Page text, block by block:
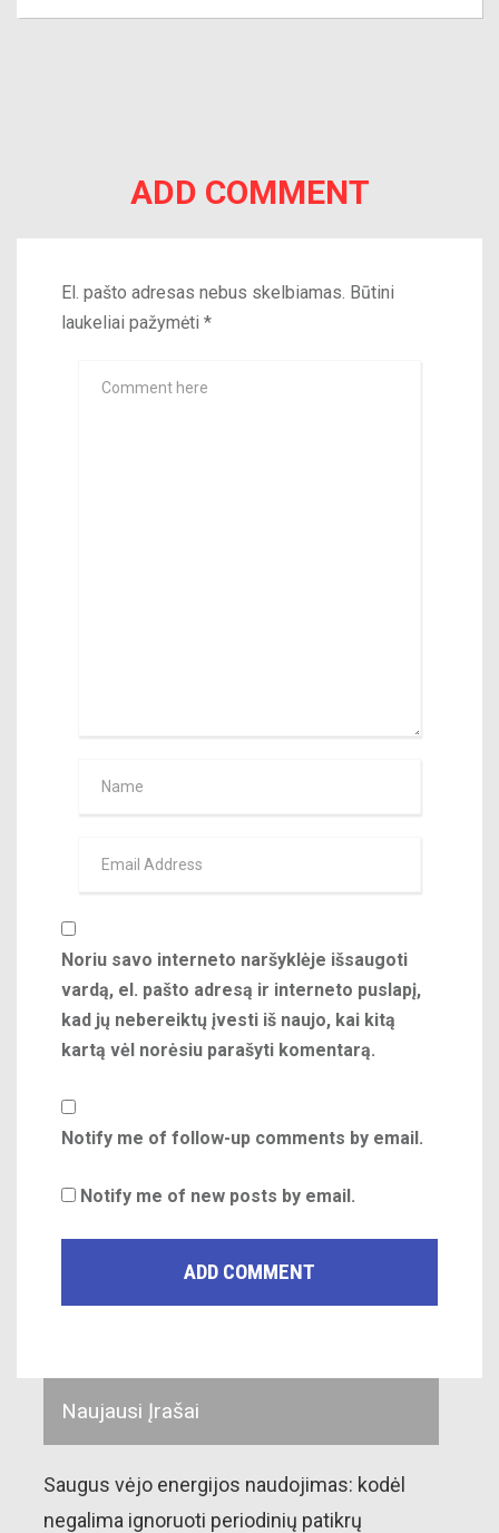
ADD COMMENT
El. pašto adresas nebus skelbiamas. Būtini
laukeliai pažymėti *
Noriu savo interneto naršyklėje išsaugoti
vardą, el. pašto adresą ir interneto puslapį,
kad jų nebereiktų įvesti iš naujo, kai kitą
kartą vėl norėsiu parašyti komentarą.
Notify me of follow-up comments by email.
Notify me of new posts by email.
Naujausi Įrašai
Saugus vėjo energijos naudojimas: kodėl
negalima ignoruoti periodinių patikrų